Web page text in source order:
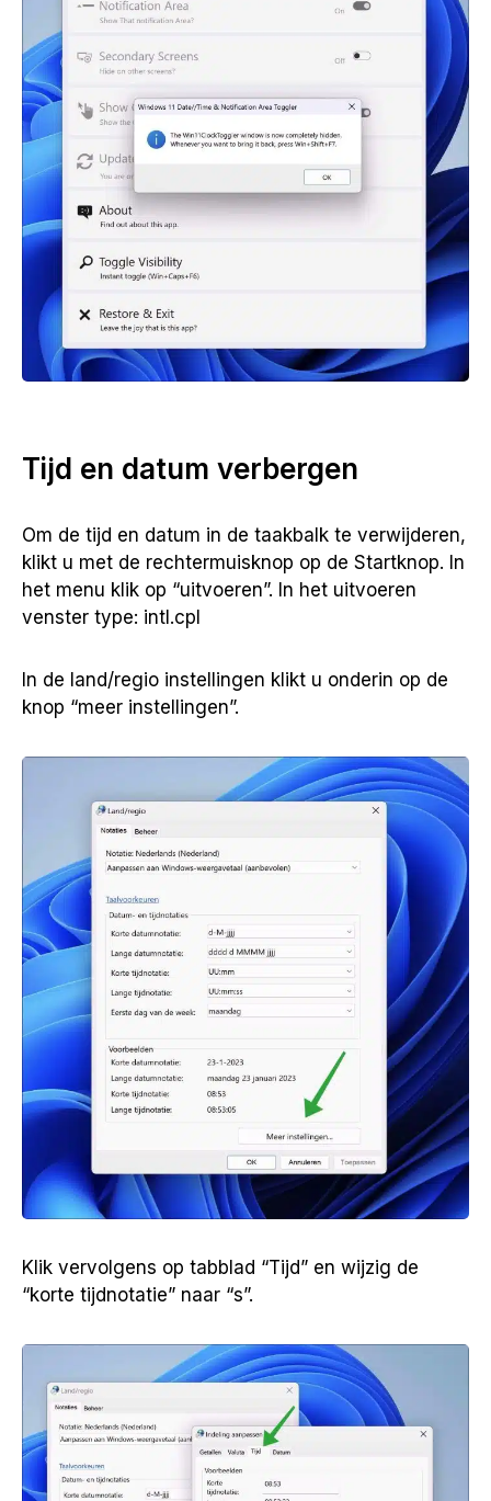
Tijd en datum verbergen
Om de tijd en datum in de taakbalk te verwijderen,
klikt u met de rechtermuisknop op de Startknop. In
het menu klik op “uitvoeren”. In het uitvoeren
venster type: intl.cpl
In de land/regio instellingen klikt u onderin op de
knop “meer instellingen”.
Klik vervolgens op tabblad “Tijd” en wijzig de
“korte tijdnotatie” naar “s”.